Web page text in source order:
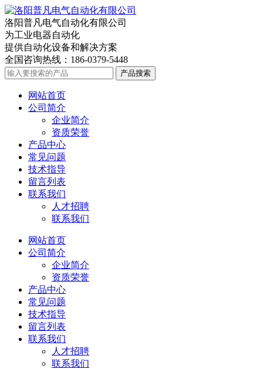
洛阳普凡电气自动化有限公司
为工业电器自动化
提供自动化设备和解决方案
全国咨询热线： 186-0379-5448
产品搜索
网站首页
公司简介
企业简介
资质荣誉
产品中心
常见问题
技术指导
留言列表
联系我们
人才招聘
联系我们
网站首页
公司简介
企业简介
资质荣誉
产品中心
常见问题
技术指导
留言列表
联系我们
人才招聘
联系我们